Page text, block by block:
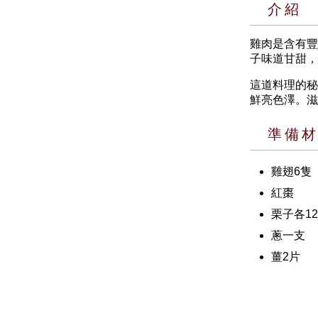
介紹
雞肉是含有
子味道甘甜
這道料理的
鮮亮色澤。
準備
雞翅6隻
紅棗
栗子各
蔥一支
薑2片